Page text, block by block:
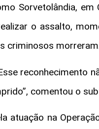
Sorvetolândia, em
o assalto,
criminosos
reconhecimento
comentou o
atuação na